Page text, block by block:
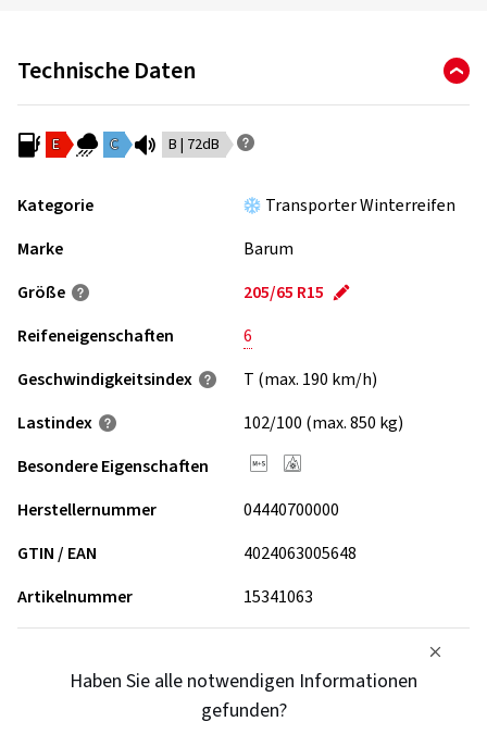
Technische Daten
E C B | 72dB
Kategorie
Transporter Winterreifen
Marke
Barum
Größe
205/65 R15
Reifeneigenschaften
6
Geschwindigkeits­index
T (max. 190 km/h)
Lastindex
102/100 (max. 850 kg)
Besondere Eigenschaften
Herstellernummer
04440700000
GTIN / EAN
4024063005648
Artikelnummer
15341063
Haben Sie alle notwendigen Informationen
gefunden?